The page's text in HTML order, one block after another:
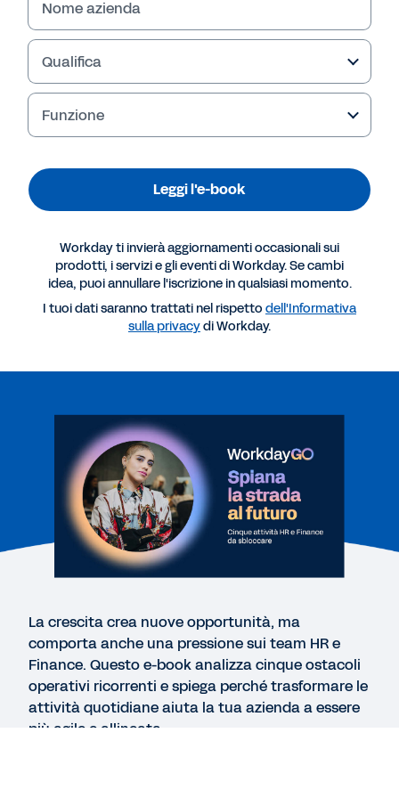
Altre risorse
E-BOOK
Facciamo spazio al futuro
Gestisci il tuo business in modo più efficiente
ONEPAGER
10 motivi per trasformare il tuo back office con
Workday GO
Le tue operazioni HR e Finance sono all'altezza
delle nuove sfide?
Scopri altre risorse
Nome azienda
Qualifica
Funzione
Leggi l'e-book
Workday ti invierà aggiornamenti occasionali sui
prodotti, i servizi e gli eventi di Workday. Se cambi
idea, puoi annullare l'iscrizione in qualsiasi momento.
I tuoi dati saranno trattati nel rispetto dell'Informativa
sulla privacydi Workday.
La crescita crea nuove opportunità, ma
comporta anche una pressione sui team HR e
Finance. Questo e-book analizza cinque ostacoli
operativi ricorrenti e spiega perché trasformare le
attività quotidiane aiuta la tua azienda a essere
più agile e allineata.